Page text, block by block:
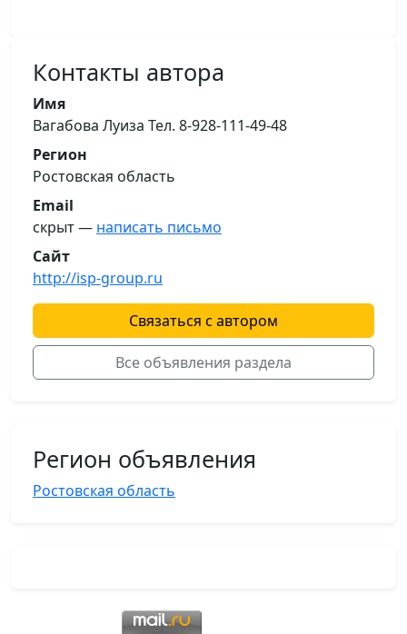
Контакты автора
Имя
Вагабова Луиза Тел. 8-928-111-49-48
Регион
Ростовская область
Email
скрыт — написать письмо
Сайт
http://isp-group.ru
Связаться с автором
Все объявления раздела
Регион объявления
Ростовская область